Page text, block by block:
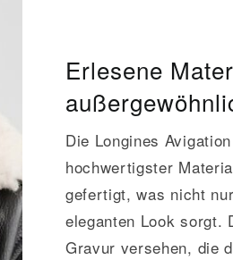
Erlesene
Die Longines
hochwertigster
gefertigt, was nicht
eleganten Look sorgt.
Gravur versehen, die